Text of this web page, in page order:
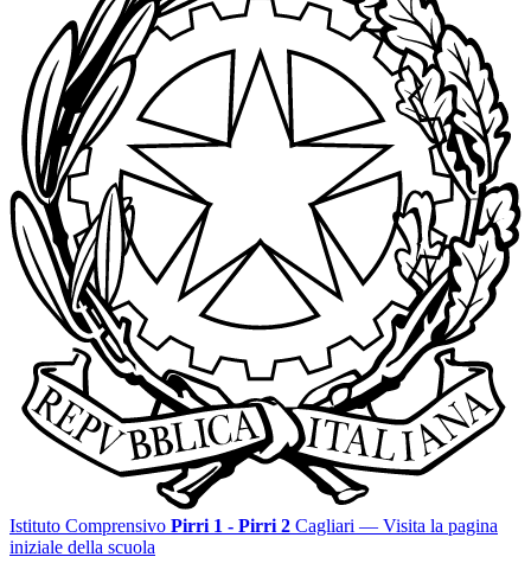
Istituto Comprensivo Pirri 1 - Pirri 2 Cagliari — Visita la pagina
iniziale della scuola